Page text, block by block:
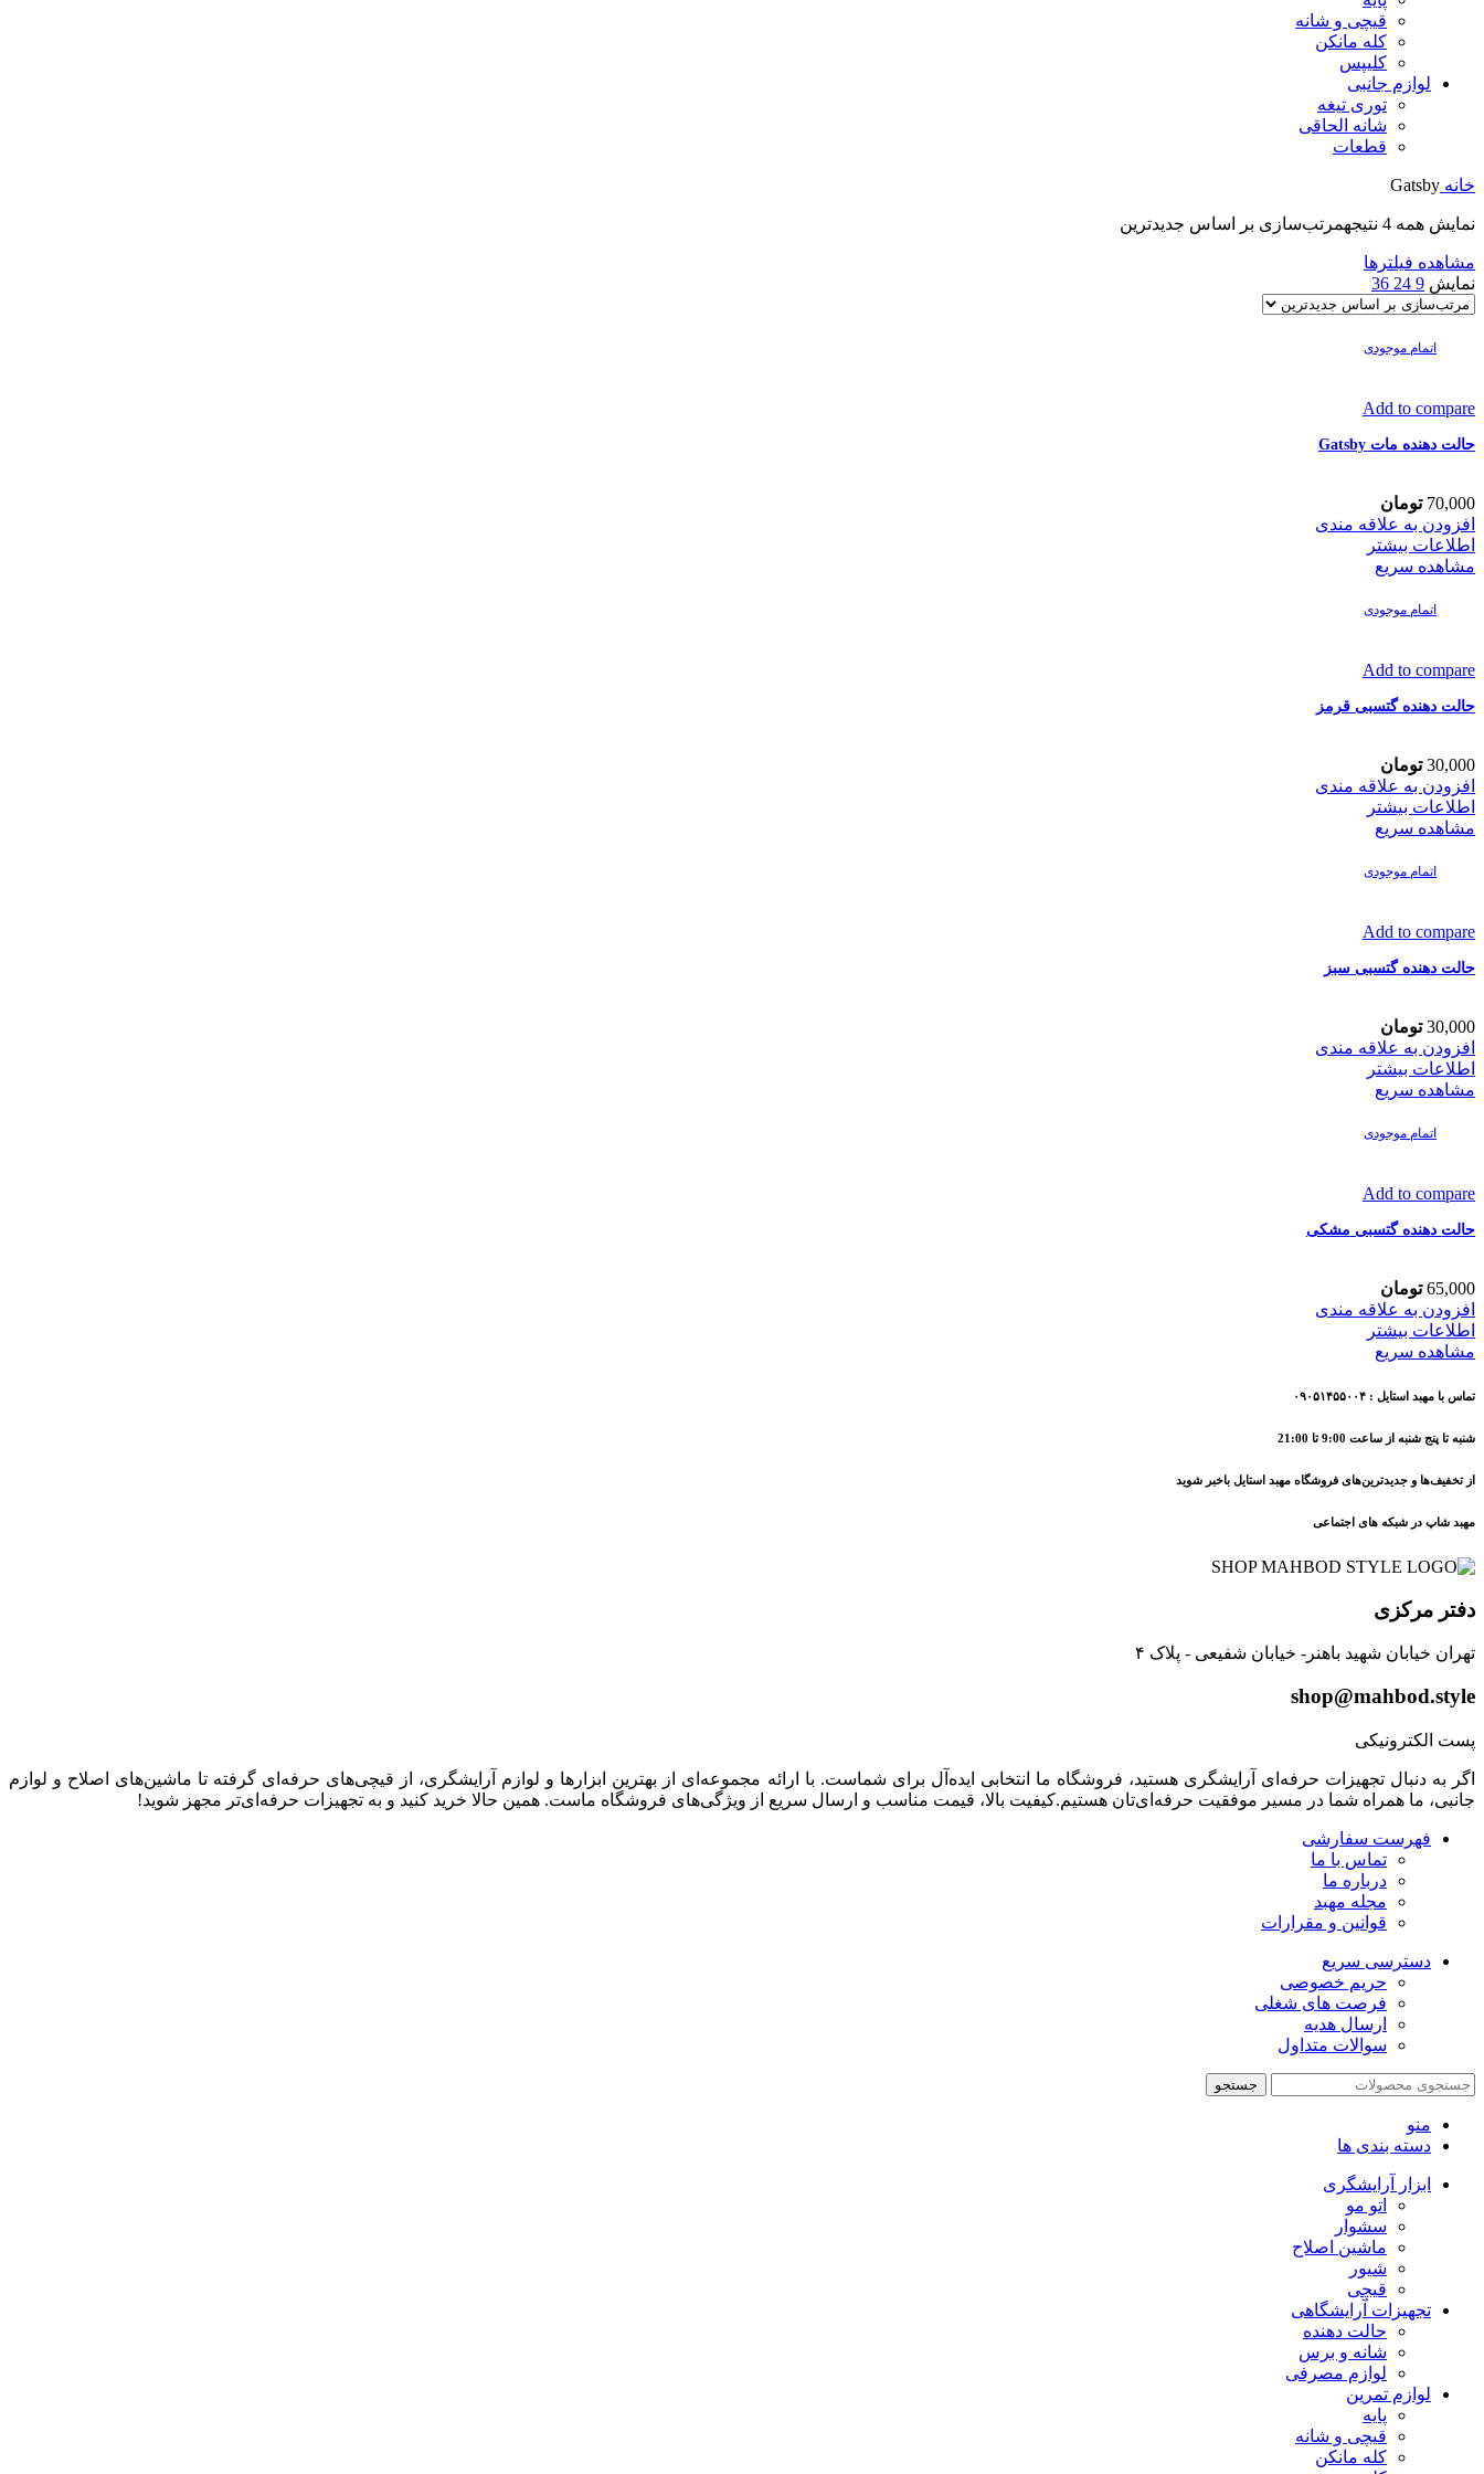
قیچی و شانه
کله مانکن
کلیپس
لوازم جانبی
توری تیغه
شانه الحاقی
قطعات
خانه Gatsby
نمایش همه 4 نتیجه مرتب‌سازی بر اساس جدیدترین
مشاهده فیلترها
نمایش 9
24
36
اتمام موجودی
Add to compare
حالت دهنده مات Gatsby
70,000 تومان
افزودن به علاقه مندی
اطلاعات بیشتر
مشاهده سریع
اتمام موجودی
Add to compare
حالت دهنده گتسبی قرمز
30,000 تومان
افزودن به علاقه مندی
اطلاعات بیشتر
مشاهده سریع
اتمام موجودی
Add to compare
حالت دهنده گتسبی سبز
30,000 تومان
افزودن به علاقه مندی
اطلاعات بیشتر
مشاهده سریع
اتمام موجودی
Add to compare
حالت دهنده گتسبی مشکی
65,000 تومان
افزودن به علاقه مندی
اطلاعات بیشتر
مشاهده سریع
تماس با مهبد استایل : ۰۹۰۵۱۴۵۵۰۰۴
شنبه تا پنج شنبه از ساعت 9:00 تا 21:00
از تخفیف‌ها و جدیدترین‌های فروشگاه مهبد استایل باخبر شوید
مهبد شاپ در شبکه های اجتماعی
دفتر مرکزی
تهران خیابان شهید باهنر- خیابان شفیعی - پلاک ۴
shop@mahbod.style
پست الکترونیکی
اگر به دنبال تجهیزات حرفه‌ای آرایشگری هستید، فروشگاه ما انتخابی ایده‌آل برای شماست. با ارائه مجموعه‌ای از بهترین ابزارها و لوازم آرایشگری، از قیچی‌های حرفه‌ای گرفته تا ماشین‌های اصلاح و لوازم
جانبی، ما همراه شما در مسیر موفقیت حرفه‌ای‌تان هستیم.کیفیت بالا، قیمت مناسب و ارسال سریع از ویژگی‌های فروشگاه ماست. همین حالا خرید کنید و به تجهیزات حرفه‌ای‌تر مجهز شوید!
فهرست سفارشی
تماس با ما
درباره ما
مجله مهبد
قوانین و مقرارات
دسترسی سریع
حریم خصوصی
فرصت های شغلی
ارسال هدیه
سوالات متداول
جستجو
منو
دسته بندی ها
ابزار آرایشگری
اتو مو
سشوار
ماشین اصلاح
شیور
قیچی
تجهیزات آرایشگاهی
حالت دهنده
شانه و برس
لوازم مصرفی
لوازم تمرین
پایه
قیچی و شانه
کله مانکن